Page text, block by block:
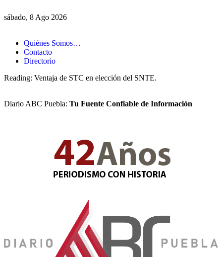
sábado, 8 Ago 2026
Quiénes Somos…
Contacto
Directorio
Reading: Ventaja de STC en elección del SNTE.
Diario ABC Puebla: Tu Fuente Confiable de Información